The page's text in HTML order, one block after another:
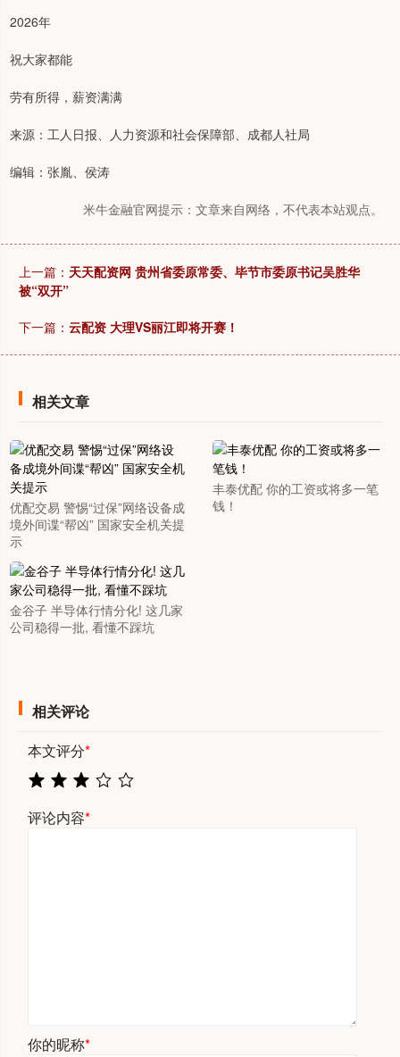
2026年
祝大家都能
劳有所得，薪资满满
来源：工人日报、人力资源和社会保障部、成都人社局
编辑：张胤、侯涛
米牛金融官网提示：文章来自网络，不代表本站观点。
上一篇： 天天配资网 贵州省委原常委、毕节市委原书记吴胜华
被“双开”
下一篇： 云配资 大理VS丽江即将开赛！
相关文章
优配交易 警惕“过保”网络设备成
境外间谍“帮凶” 国家安全机关提
示
丰泰优配 你的工资或将多一笔
钱！
金谷子 半导体行情分化! 这几家
公司稳得一批, 看懂不踩坑
相关评论
本文评分*
评论内容*
你的昵称*